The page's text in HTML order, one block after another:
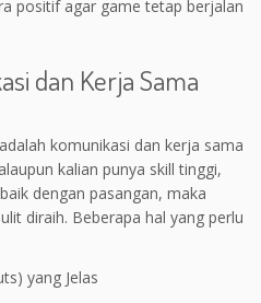
positif agar game tetap berjalan
dan Kerja Sama
komunikasi dan kerja sama
kalian punya skill tinggi,
dengan pasangan, maka
diraih. Beberapa hal yang perlu
yang Jelas